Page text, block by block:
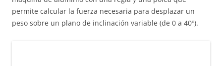
permite calcular la fuerza necesaria para desplazar un
peso sobre un plano de inclinación variable (de 0 a 40º).